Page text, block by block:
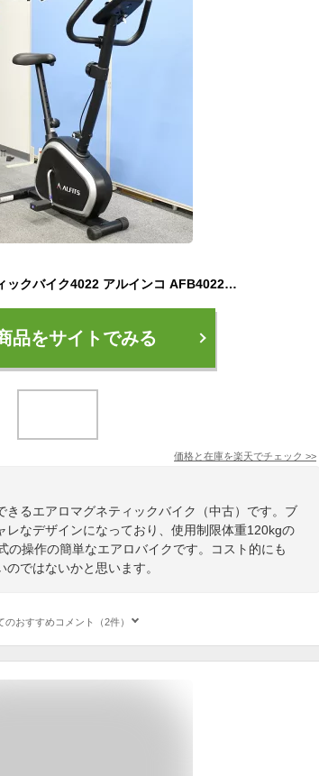
中古 エアロマグネティックバイク4022 アルインコ AFB4022 黒 エアロバイク 有酸素運動 ジムダイエット 初心者 簡単操作 地域限定送料無料 50-2AFB40B
品をサイトでみる
価格と在庫を楽天でチェック >>
きるエアロマグネティックバイク（中古）です。ブ
レなデザインになっており、使用制限体重120kgの
の操作の簡単なエアロバイクです。コスト的にも
ではないかと思います。
のおすすめコメント（2件）